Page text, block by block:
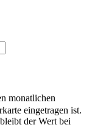
monatlichen
eingetragen ist.
der Wert bei